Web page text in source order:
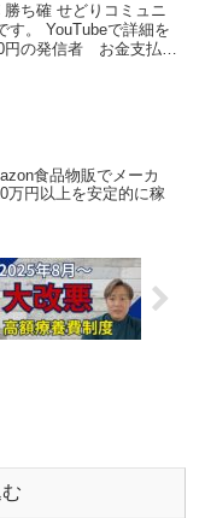
ち確 せどりコミュニ
す。 YouTubeで詳細を
円の発信者 お金支払う
食品物販でメーカ
万円以上を安定的に稼